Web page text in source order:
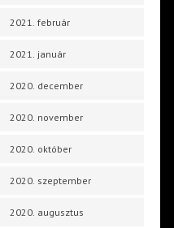
2021. február
2021. január
2020. december
2020. november
2020. október
2020. szeptember
2020. augusztus